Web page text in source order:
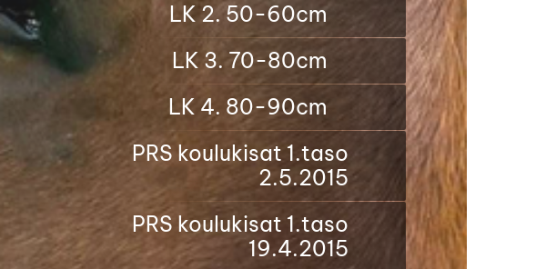
LK 2. 50-60cm
LK 3. 70-80cm
LK 4. 80-90cm
PRS koulukisat 1.taso
2.5.2015
PRS koulukisat 1.taso
19.4.2015